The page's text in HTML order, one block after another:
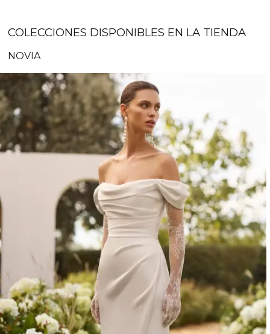
COLECCIONES DISPONIBLES EN LA TIENDA
NOVIA